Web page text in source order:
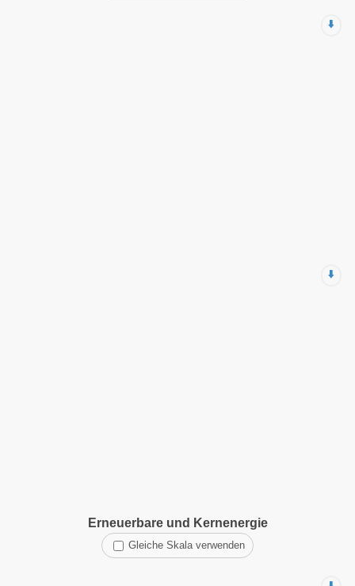
⬇️
⬇️
Erneuerbare und Kernenergie
Gleiche Skala verwenden